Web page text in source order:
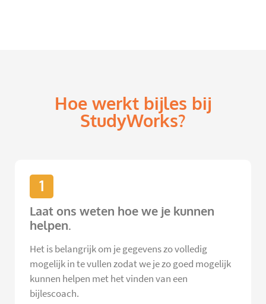
Hoe werkt bijles bij
StudyWorks?
1
Laat ons weten hoe we je kunnen
helpen.
Het is belangrijk om je gegevens zo volledig
mogelijk in te vullen zodat we je zo goed mogelijk
kunnen helpen met het vinden van een
bijlescoach.